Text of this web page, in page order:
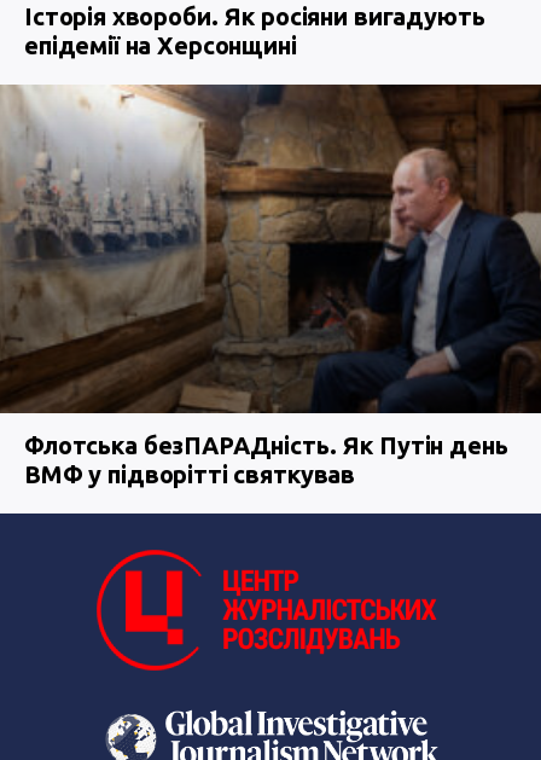
Історія хвороби. Як росіяни вигадують
епідемії на Херсонщині
Флотська безПАРАДність. Як Путін день
ВМФ у підворітті святкував